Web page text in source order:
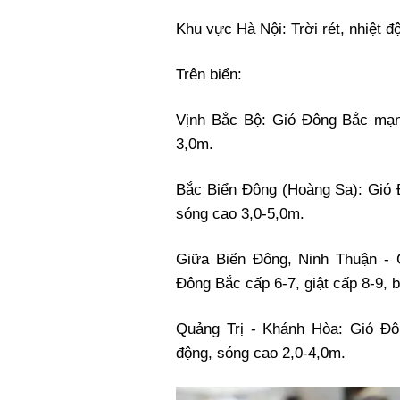
Khu vực Hà Nội: Trời rét, nhiệt
Trên biển:
Vịnh Bắc Bộ: Gió Đông Bắc
3,0m.
Bắc Biển Đông (Hoàng Sa):
sóng cao 3,0-5,0m.
Giữa Biển Đông, Ninh Thuận -
Đông Bắc cấp 6-7, giật cấp 8-9,
Quảng Trị - Khánh Hòa: Gió
động, sóng cao 2,0-4,0m.